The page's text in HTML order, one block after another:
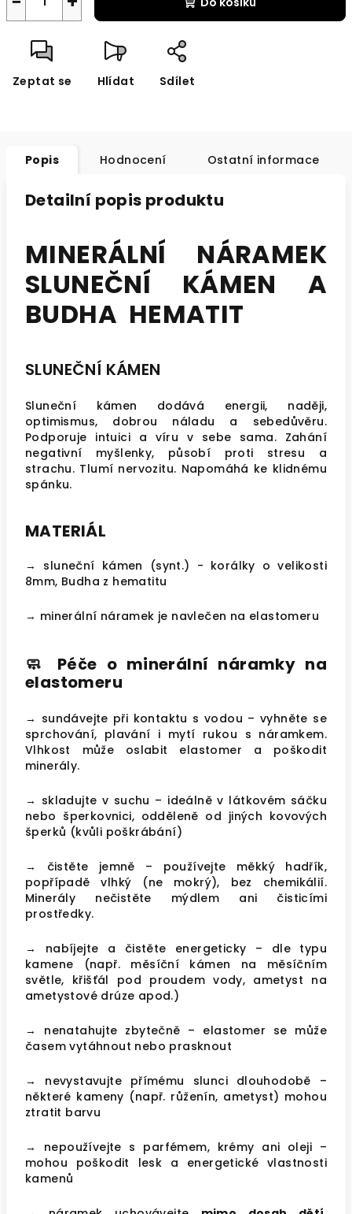
Zeptat se Hlídat Sdílet
Popis Hodnocení Ostatní informace
Detailní popis produktu
MINERÁLNÍ NÁRAMEK
SLUNEČNÍ KÁMEN A
BUDHA HEMATIT
SLUNEČNÍ KÁMEN
Sluneční kámen dodává energii, naději,
optimismus, dobrou náladu a sebedůvěru.
Podporuje intuici a víru v sebe sama. Zahání
negativní myšlenky, působí proti stresu a
strachu. Tlumí nervozitu. Napomáhá ke klidnému
spánku.
MATERIÁL
→ sluneční kámen (synt.) - korálky o velikosti
8mm, Budha z hematitu
→ minerální náramek je navlečen na elastomeru
🧼 Péče o minerální náramky na
elastomeru
→ sundávejte při kontaktu s vodou – vyhněte se
sprchování, plavání i mytí rukou s náramkem.
Vlhkost může oslabit elastomer a poškodit
minerály.
→ skladujte v suchu – ideálně v látkovém sáčku
nebo šperkovnici, odděleně od jiných kovových
šperků (kvůli poškrábání)
→ čistěte jemně – používejte měkký hadřík,
popřípadě vlhký (ne mokrý), bez chemikálií.
Minerály nečistěte mýdlem ani čisticími
prostředky.
→ nabíjejte a čistěte energeticky – dle typu
kamene (např. měsíční kámen na měsíčním
světle, křišťál pod proudem vody, ametyst na
ametystové drúze apod.)
→ nenatahujte zbytečně – elastomer se může
časem vytáhnout nebo prasknout
→ nevystavujte přímému slunci dlouhodobě –
některé kameny (např. růženín, ametyst) mohou
ztratit barvu
→ nepoužívejte s parfémem, krémy ani oleji –
mohou poškodit lesk a energetické vlastnosti
kamenů